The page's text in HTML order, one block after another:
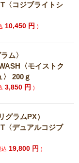
〈コジブライトシ
10,450 円)
ム〉
〈モイストク
200ｇ
3,850 円)
グラムPX）
〈デュアルコジブ
込 19,800 円)